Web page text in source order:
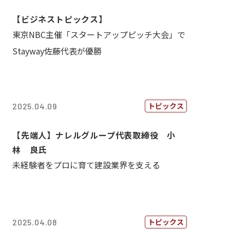
【ビジネストピックス】
東京NBC主催「スタートアップピッチ大会」で
Stayway佐藤代表が優勝
2025.04.09 トピックス
【先端人】ナレルグループ代表取締役 小
林 良氏
未経験者をプロに育て建設業界を支える
2025.04.08 トピックス